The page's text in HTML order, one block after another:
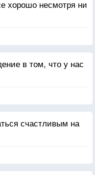
хорошо несмотря ни
в том, что у нас
счастливым на